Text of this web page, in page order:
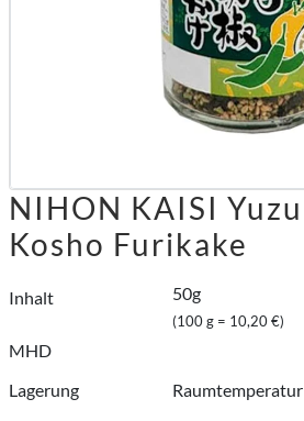
NIHON KAISI Yuzu
Kosho Furikake
Inhalt 50g
(100 g = 10,20 €)
MHD
Lagerung
Raumtemperatur